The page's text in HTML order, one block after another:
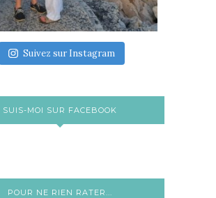
Suivez sur Instagram
SUIS-MOI SUR FACEBOOK
POUR NE RIEN RATER...